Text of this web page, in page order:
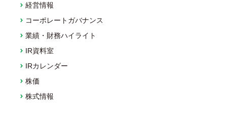
経営情報
コーポレートガバナンス
業績・財務ハイライト
IR資料室
IRカレンダー
株価
株式情報